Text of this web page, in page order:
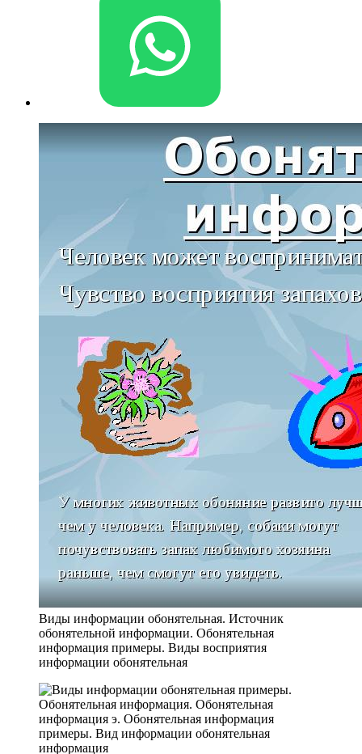
Виды информации обонятельная. Источник
обонятельной информации. Обонятельная
информация примеры. Виды восприятия
информации обонятельная